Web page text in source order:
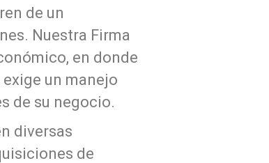
de un
Nuestra Firma
en donde
un manejo
de su negocio.
diversas
de